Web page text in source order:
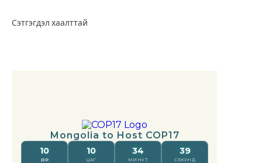
Сэтгэгдэл хаалттай